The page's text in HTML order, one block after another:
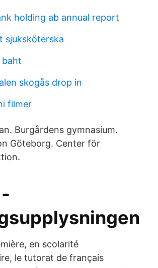
holding ab annual report
sjuksköterska
baht
skogås drop in
filmer
Burgårdens gymnasium.
Göteborg. Center för
en scolarité
le tutorat de français